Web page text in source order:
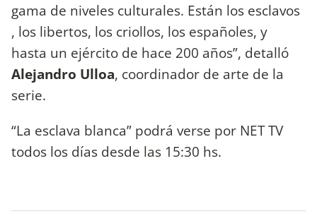
gama de niveles culturales. Están los esclavos
, los libertos, los criollos, los españoles, y
hasta un ejército de hace 200 años”, detalló
Alejandro Ulloa, coordinador de arte de la
serie.
“La esclava blanca” podrá verse por NET TV
todos los días desde las 15:30 hs.